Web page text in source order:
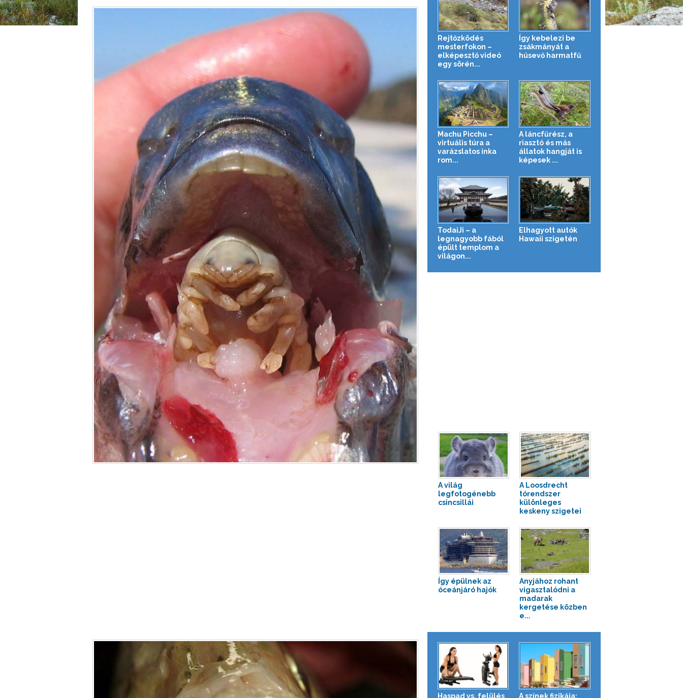
Rejtőzködés
mesterfokon –
elképesztő videó
egy sörén...
Így kebelezi be
zsákmányát a
húsevő harmatfű
Machu Picchu –
virtuális túra a
varázslatos inka
rom...
A láncfűrész, a
riasztó és más
állatok hangját is
képesek ...
TodaiJi – a
legnagyobb fából
épült templom a
világon...
Elhagyott autók
Hawaii szigetén
A világ
legfotogénebb
csincsillái
A Loosdrecht
tórendszer
különleges
keskeny szigetei
Így épülnek az
óceánjáró hajók
Anyjához rohant
vigasztalódni a
madarak
kergetése közben
e...
Haspad vs. felülés
A színek fizikája: